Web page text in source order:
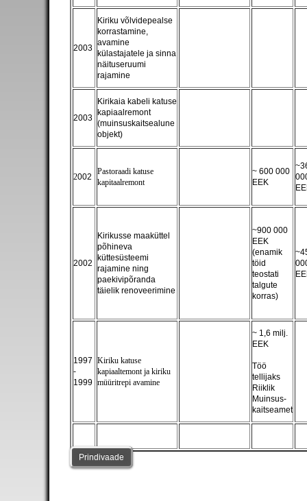
2003
Kiriku võlvidepealse
korrastamine,
avamine
külastajatele ja sinna
näituseruumi
rajamine
2003
Kirikaia kabeli katuse
kapiaalremont
(muinsuskaitsealune
objekt)
2002
Pastoraadi katuse
kapitaalremont
~ 600 000
EEK
2002
Kirikusse maaküttel
põhineva
küttesüsteemi
rajamine ning
paekivipõranda
täielik renoveerimine
~900 000
EEK
(enamik
töid
teostati
talgute
korras)
1997
-
1999
Kiriku katuse
kapiaaltemont ja kiriku
müüritrepi avamine
~ 1,6 milj.
EEK
Töö
tellijaks
Riiklik
Muinsus-
kaitseamet
Prindivaade